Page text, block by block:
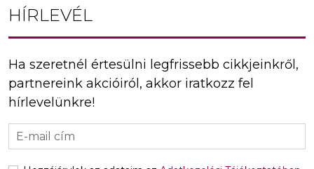
HÍRLEVÉL
Ha szeretnél értesülni legfrissebb cikkjeinkről,
partnereink akcióiról, akkor iratkozz fel
hírlevelünkre!